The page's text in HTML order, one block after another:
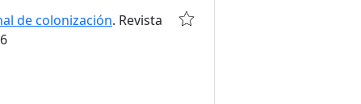
de colonización. Revista